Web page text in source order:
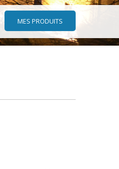
MES PRODUITS